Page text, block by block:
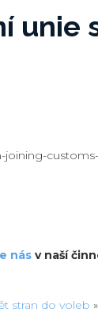
unie
nás v naší
stran do voleb »